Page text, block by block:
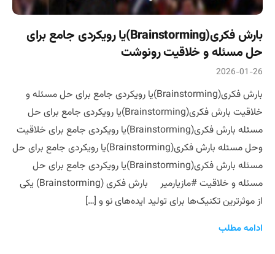
بارش فکری(Brainstorming)یا رویکردی جامع برای
حل مسئله و خلاقیت رونوشت
2026-01-26
بارش فکری(Brainstorming)یا رویکردی جامع برای حل مسئله و
خلاقیت بارش فکری(Brainstorming)یا رویکردی جامع برای حل
مسئله بارش فکری(Brainstorming)یا رویکردی جامع برای خلاقیت
وحل مسئله بارش فکری(Brainstorming)یا رویکردی جامع برای حل
مسئله بارش فکری(Brainstorming)یا رویکردی جامع برای حل
مسئله و خلاقیت #مازیارمیر بارش فکری (Brainstorming) یکی
از موثرترین تکنیک‌ها برای تولید ایده‌های نو و […]
ادامه مطلب